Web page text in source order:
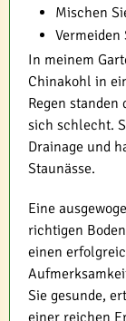
Mischen
Vermeiden
In meinem
Chinakohl in
Regen
sich schlecht.
Drainage und
Staunässe.
Eine
richtigen
einen
Sie gesunde,
einer reichen